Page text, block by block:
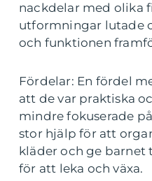
nackdelar med olika
utformningar lutade
och funktionen
Fördelar: En fördel
att de var praktiska
mindre fokuserade
stor hjälp för att
kläder och ge
för att leka och växa.